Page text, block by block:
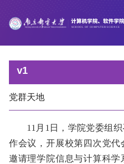
v1
党群天地
11月1日，学院党委组
作会议，开展校第四次党
邀请理学院信息与计算科